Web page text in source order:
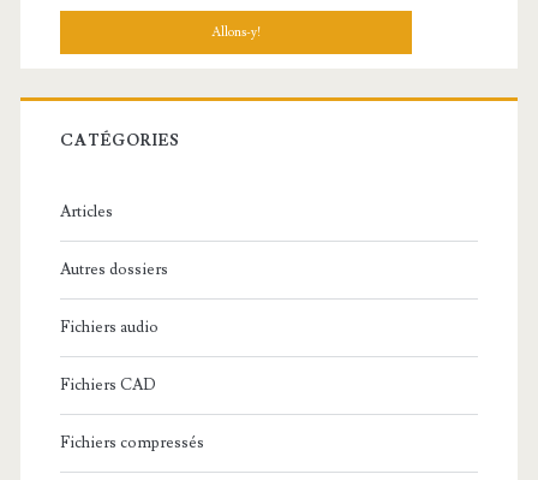
h
r
c
:
CATÉGORIES
Articles
Autres dossiers
Fichiers audio
Fichiers CAD
Fichiers compressés